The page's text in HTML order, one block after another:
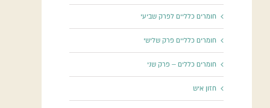
חומרים כלליים לפרק שביעי
חומרים כלליים פרק שלישי
חומרים כללים – פרק שני
חזון איש